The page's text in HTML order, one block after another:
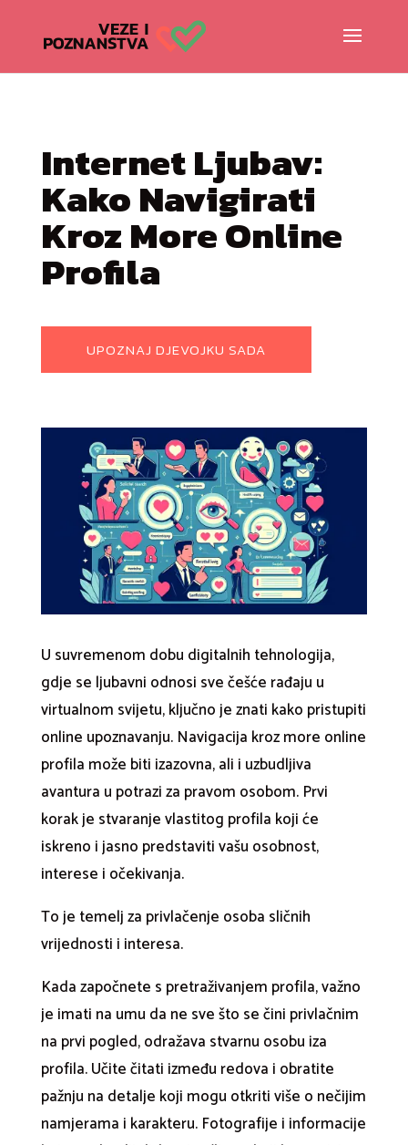
Internet Ljubav:
Kako Navigirati
Kroz More Online
Profila
UPOZNAJ DJEVOJKU SADA
U suvremenom dobu digitalnih tehnologija,
gdje se ljubavni odnosi sve češće rađaju u
virtualnom svijetu, ključno je znati kako pristupiti
online upoznavanju. Navigacija kroz more online
profila može biti izazovna, ali i uzbudljiva
avantura u potrazi za pravom osobom. Prvi
korak je stvaranje vlastitog profila koji će
iskreno i jasno predstaviti vašu osobnost,
interese i očekivanja.
To je temelj za privlačenje osoba sličnih
vrijednosti i interesa.
Kada započnete s pretraživanjem profila, važno
je imati na umu da ne sve što se čini privlačnim
na prvi pogled, odražava stvarnu osobu iza
profila. Učite čitati između redova i obratite
pažnju na detalje koji mogu otkriti više o nečijim
namjerama i karakteru. Fotografije i informacije